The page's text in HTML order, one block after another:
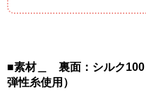
■素材＿ 裏面：シルク
弾性糸使用）